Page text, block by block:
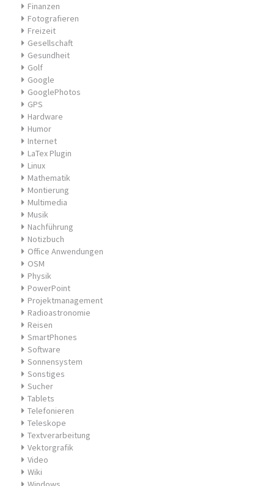
Finanzen
Fotografieren
Freizeit
Gesellschaft
Gesundheit
Golf
Google
GooglePhotos
GPS
Hardware
Humor
Internet
LaTex Plugin
Linux
Mathematik
Montierung
Multimedia
Musik
Nachführung
Notizbuch
Office Anwendungen
OSM
Physik
PowerPoint
Projektmanagement
Radioastronomie
Reisen
SmartPhones
Software
Sonnensystem
Sonstiges
Sucher
Tablets
Telefonieren
Teleskope
Textverarbeitung
Vektorgrafik
Video
Wiki